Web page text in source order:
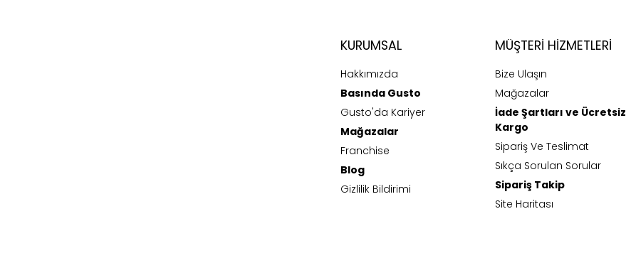
KURUMSAL
Hakkımızda
Basında Gusto
Gusto'da Kariyer
Mağazalar
Franchise
Blog
Gizlilik Bildirimi
MÜŞTERI HIZMETLERI
Bize Ulaşın
Mağazalar
İade Şartları ve Ücretsiz
Kargo
Sipariş Ve Teslimat
Sıkça Sorulan Sorular
Sipariş Takip
Site Haritası